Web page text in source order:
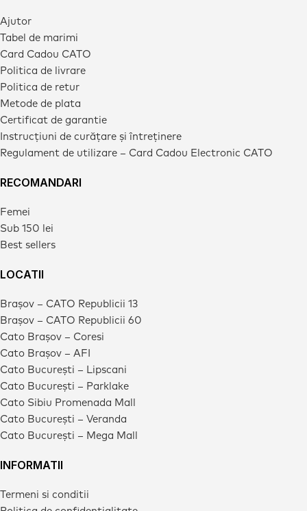
Ajutor
Tabel de marimi
Card Cadou CATO
Politica de livrare
Politica de retur
Metode de plata
Certificat de garantie
Instrucțiuni de curățare și întreținere
Regulament de utilizare – Card Cadou Electronic CATO
RECOMANDARI
Femei
Sub 150 lei
Best sellers
LOCATII
Brașov – CATO Republicii 13
Brașov – CATO Republicii 60
Cato Brașov – Coresi
Cato Brașov – AFI
Cato București – Lipscani
Cato București – Parklake
Cato Sibiu Promenada Mall
Cato București – Veranda
Cato București – Mega Mall
INFORMATII
Termeni si conditii